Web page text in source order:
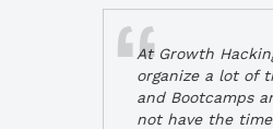
At Growth
organize a lot of
and Bootcamps
not have the